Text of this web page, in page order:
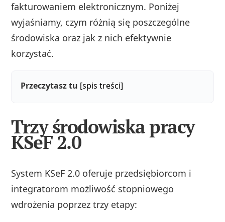
fakturowaniem elektronicznym. Poniżej
wyjaśniamy, czym różnią się poszczególne
środowiska oraz jak z nich efektywnie
korzystać.
Przeczytasz tu [spis treści]
Trzy środowiska pracy
KSeF 2.0
System KSeF 2.0 oferuje przedsiębiorcom i
integratorom możliwość stopniowego
wdrożenia poprzez trzy etapy: